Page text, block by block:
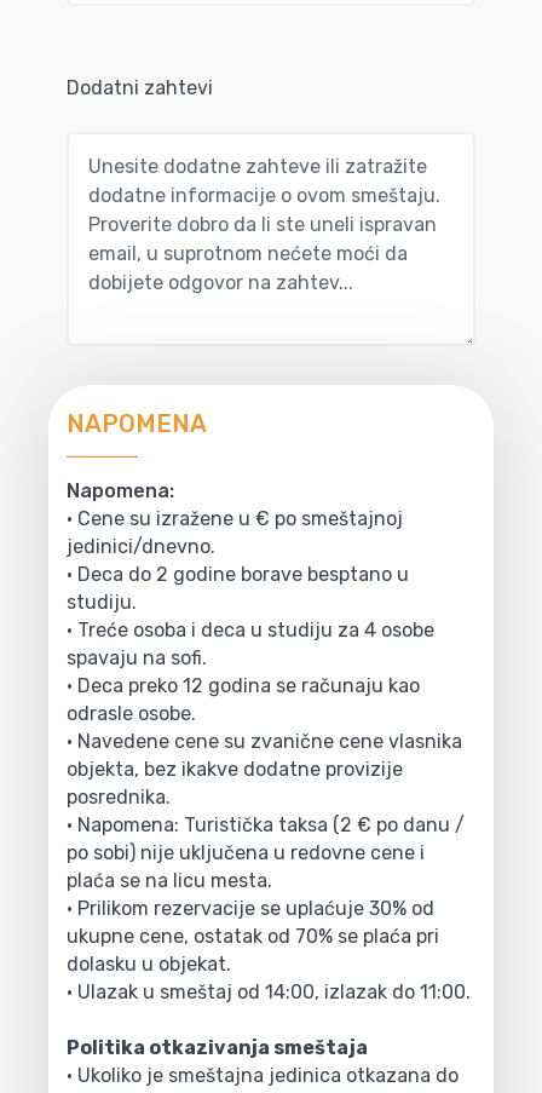
Dodatni zahtevi
NAPOMENA
Napomena:
• Cene su izražene u € po smeštajnoj
jedinici/dnevno.
• Deca do 2 godine borave besptano u
studiju.
• Treće osoba i deca u studiju za 4 osobe
spavaju na sofi.
• Deca preko 12 godina se računaju kao
odrasle osobe.
• Navedene cene su zvanične cene vlasnika
objekta, bez ikakve dodatne provizije
posrednika.
• Napomena: Turistička taksa (2 € po danu /
po sobi) nije uključena u redovne cene i
plaća se na licu mesta.
• Prilikom rezervacije se uplaćuje 30% od
ukupne cene, ostatak od 70% se plaća pri
dolasku u objekat.
• Ulazak u smeštaj od 14:00, izlazak do 11:00.
Politika otkazivanja smeštaja
• Ukoliko je smeštajna jedinica otkazana do